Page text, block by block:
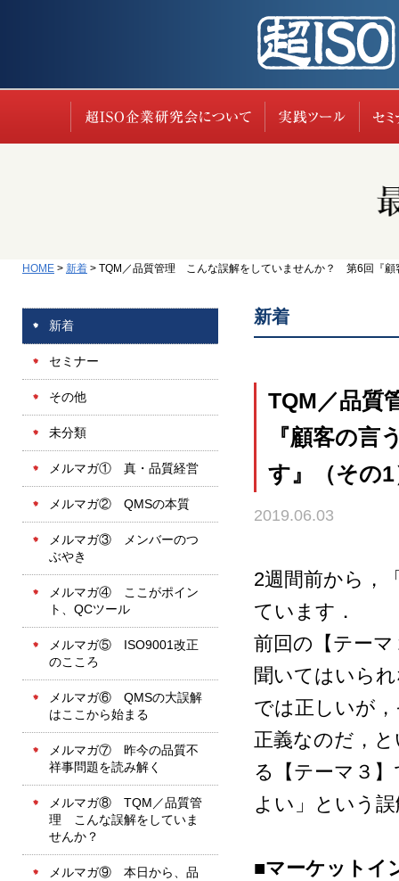
超ISO企業研究会に
HOME > 新着 > TQM／品質管理 こんな誤解をしていませんか？ 第6回『
新着
セミナー
その他
未分類
メルマガ① 真・品質経営
メルマガ② QMSの本質
メルマガ③ メンバーのつ
ぶやき
メルマガ④ ここがポイン
ト、QCツール
メルマガ⑤ ISO9001改正
のこころ
メルマガ⑥ QMSの大誤解
はここから始まる
メルマガ⑦ 昨今の品質不
祥事問題を読み解く
メルマガ⑧ TQM／品質管
理 こんな誤解をしていま
せんか？
メルマガ⑨ 本日から、品
新着
TQM／品
『顧客の言
す』（その
2019.06.03
2週間前から，
ています．
前回の【テー
聞いてはいら
では正しいが
正義なのだ，
る【テーマ３
よい」という
■マーケットイ